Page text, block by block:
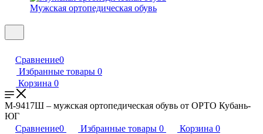
Мужская ортопедическая обувь
Сравнение0
Избранные товары 0
Корзина 0
М-9417Ш – мужская ортопедическая обувь от ОРТО Кубань-
ЮГ
Сравнение0 Избранные товары 0 Корзина 0